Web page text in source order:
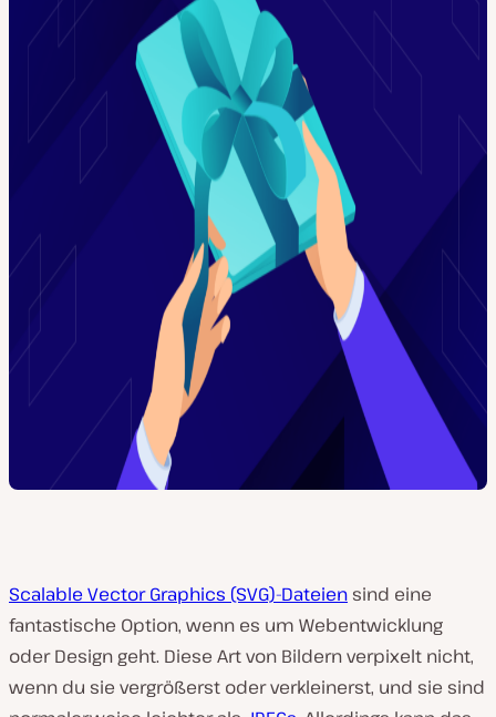
Scalable Vector Graphics (SVG)-Dateien sind eine
fantastische Option, wenn es um Webentwicklung
oder Design geht. Diese Art von Bildern verpixelt nicht,
wenn du sie vergrößerst oder verkleinerst, und sie sind